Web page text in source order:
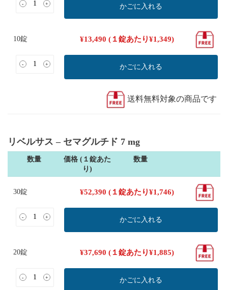
- + かごに入れる
10錠 ¥13,490 (１錠あたり¥1,349)
- + かごに入れる
送料無料対象の商品です
リベルサス – セマグルチド 7 mg
数量
価格 (１錠あた
り)
数量
30錠 ¥52,390 (１錠あたり¥1,746)
- + かごに入れる
20錠 ¥37,690 (１錠あたり¥1,885)
- + かごに入れる